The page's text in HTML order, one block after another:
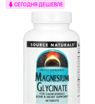
СЕГОДНЯ ДЕШЕВЛЕ